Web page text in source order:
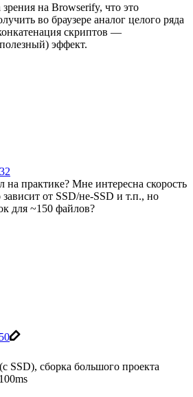
зрения на Browserify, что это
во браузере аналог целого ряда
скриптов —
эффект.
на практике? Мне интересна скорость
от SSD/не-SSD и т.п., но
для ~150 файлов?
SSD), сборка большого проекта